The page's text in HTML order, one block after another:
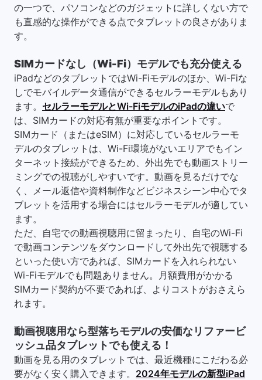
の一つで、パソコンなどのガジェットに詳しくない方で
も直感的な操作ができる点でタブレットの良さがありま
す。
SIMカードなし（Wi-Fi）モデルでも充分使える
iPadなどのタブレットではWi-Fiモデルのほか、Wi-Fiな
しでモバイルデータ通信ができるセルラーモデルもあり
ます。 セルラーモデルとWi-FiモデルのiPadの違いで
は、SIMカードの対応有無が重要なポイントです。
SIMカード（またはeSIM）に対応しているセルラーモ
デルのタブレットは、Wi-Fi環境がないエリアでもイン
ターネット接続ができるため、外出先でも動画ストリー
ミングでの視聴がしやすいです。動画を見るだけでな
く、メール返信や資料制作などビジネスシーン中心でタ
ブレットを活用する場合にはセルラーモデルが適してい
ます。
ただ、自宅での動画視聴用に留まったり、自宅のWi-Fi
で動画コンテンツをダウンロードして外出先で視聴する
といった使い方であれば、SIMカードを入れられない
Wi-Fiモデルでも問題ありません。月額費用がかかる
SIMカード契約が不要であれば、よりコストがおさえら
れます。
動画視聴用なら型落ちモデルの安価なリファービ
ッシュ品タブレットでも使える！
動画を見る用のタブレットでは、最近機種にこだわる必
要がなく安く購入できます。 2024年モデルの新型iPad